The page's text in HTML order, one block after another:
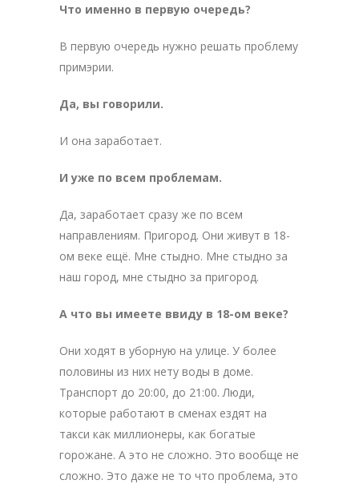
Что именно в первую очередь?
В первую очередь нужно решать проблему
примэрии.
Да, вы говорили.
И она заработает.
И уже по всем проблемам.
Да, заработает сразу же по всем
направлениям. Пригород. Они живут в 18-
ом веке ещё. Мне стыдно. Мне стыдно за
наш город, мне стыдно за пригород.
А что вы имеете ввиду в 18-ом веке?
Они ходят в уборную на улице. У более
половины из них нету воды в доме.
Транспорт до 20:00, до 21:00. Люди,
которые работают в сменах ездят на
такси как миллионеры, как богатые
горожане. А это не сложно. Это вообще не
сложно. Это даже не то что проблема, это